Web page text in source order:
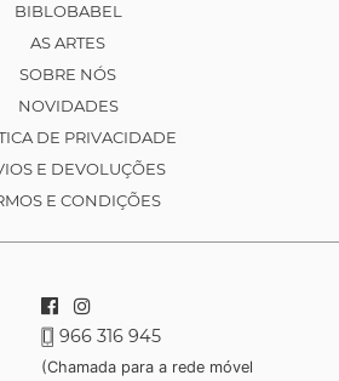
BIBLOBABEL
AS ARTES
SOBRE NÓS
NOVIDADES
DE PRIVACIDADE
E DEVOLUÇÕES
E CONDIÇÕES
966 316 945
(Chamada para a rede móvel